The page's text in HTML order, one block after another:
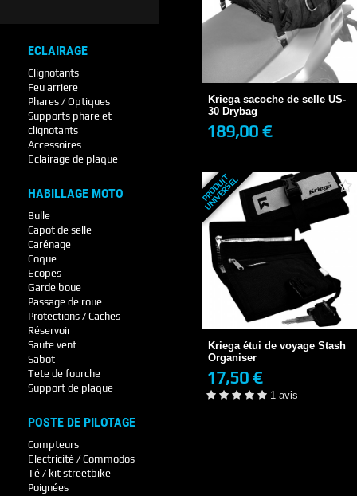
ECLAIRAGE
Clignotants
Feu arriere
Phares / Optiques
Supports phare et
clignotants
Accessoires
Eclairage de plaque
HABILLAGE MOTO
Bulle
Capot de selle
Carénage
Coque
Ecopes
Garde boue
Passage de roue
Protections / Caches
Réservoir
Saute vent
Sabot
Tete de fourche
Support de plaque
POSTE DE PILOTAGE
Compteurs
Electricité / Commodos
Té / kit streetbike
Poignées
Kriega sacoche de selle US-
30 Drybag
189,00 €
Kriega sacoche de selle US-
30 Drybag
189,00 €
P
R
O
D
U
I
T
U
N
I
V
E
R
S
E
L
Kriega étui de voyage Stash
Organiser
17,50 €
Kriega étui de voyage Stash
Organiser
17,50 €
1 avis
+ DE DÉTAILS
1 avis